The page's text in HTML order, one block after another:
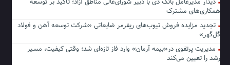
دیدار مدیرعامل بانک دی با دبیر شورای‌عالی مناطق آزاد؛ تأکید بر توسعه
همکاری‌های مشترک
تجدید مزایده فروش تیوب‌های ریفرمر ضایعاتی «شرکت توسعه آهن و فولاد
گل‌گهر»
مدیریت پرتفوی در«بیمه آرمان» وارد فاز تازه‌ای شد؛ وقتی کیفیت، مسیر
رشد را تعیین می‌کند